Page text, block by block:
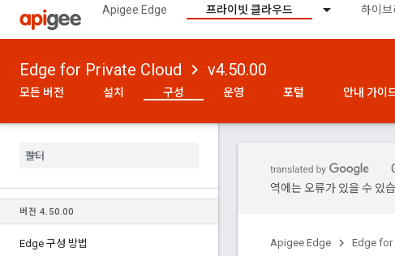
Apigee Edge 프라이빗 클라우드 하이브
Edge for Private Cloud v4.50.00
모든 버전 설치 구성 운영 포털 안내 가이
버전 4. 50.00
Edge 구성 방법
역에는 오류가 있을 수 있
Apigee Edge Edge for